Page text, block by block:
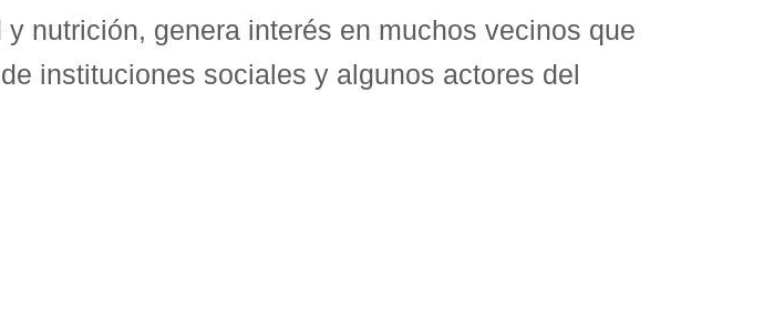
nutrición, genera interés en muchos vecinos que
instituciones sociales y algunos actores del